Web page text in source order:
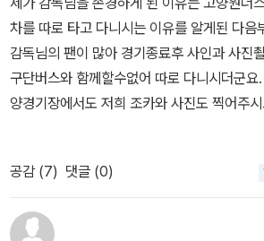
차를 따로 타고 다니시는 이유를 알게된 다음
감독님의 팬이 많아 경기종료후 사인과 사진
구단버스와 함께할수없어 따로 다니시더군
양경기장에서도 저희 조카와 사진도 찍어주
한 감독님의 모습이었습니다. 여담으로 2014
치는 사인요청을 거절한것도모자라(연습끝날
군요,그럴수 있다 생각합니다) 두시간넘게
카와 다른곳도 가야하는데 죄송스럽게 다시한
공감 (7) 댓글 (0)